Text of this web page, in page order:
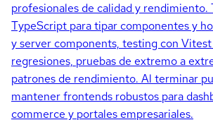
profesionales de calidad y rendimiento.
TypeScript para tipar componentes y
y server components, testing con
regresiones, pruebas de extremo a
patrones de rendimiento. Al terminar
mantener frontends robustos para
commerce y portales empresariales.